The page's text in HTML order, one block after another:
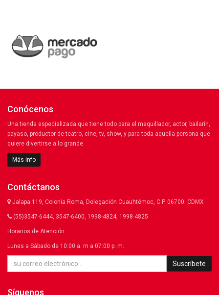
Conócenos
Una tienda especializada que tiene todo para el maquillador, actor, bailarín,
payaso, productor de teatro, cine, tv, show, y para toda aquella persona que
quiere divertirse a lo grande.
Más info
Contáctanos
Jalapa 119, Colonia Roma, Delegación Cuauhtémoc, C.P. 06700. CDMX
(55)3547-6444, 3547-6400, 1998-4824, 1998-4825
Horarios de Atención:
Lunes a Sábado de 10:00 a. m a 07:00 p. m.
Suscríbete
Síguenos